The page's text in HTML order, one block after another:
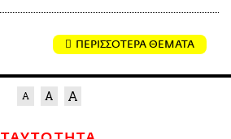
ΠΕΡΙΣΣΟΤΕΡΑ ΘΕΜΑΤΑ